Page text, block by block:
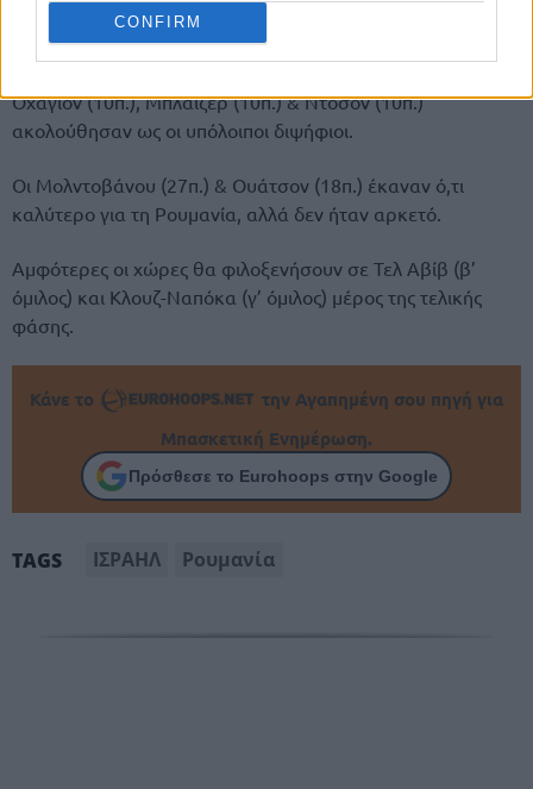
CONFIRM
δύο ομάδων (73-83 στις 28/7) και πρώτο του Ισραήλ εν
όψει EuroBasket (31/8-17/9), αλλά μπήκε γρήγορα στο
Οχαγιόν (10π.), Μπλάιζερ (10π.) & Ντόσον (10π.)
ακολούθησαν ως οι υπόλοιποι διψήφιοι.
Οι Μολντοβάνου (27π.) & Ουάτσον (18π.) έκαναν ό,τι
καλύτερο για τη Ρουμανία, αλλά δεν ήταν αρκετό.
Αμφότερες οι χώρες θα φιλοξενήσουν σε Τελ Αβίβ (β’
όμιλος) και Κλουζ-Ναπόκα (γ’ όμιλος) μέρος της τελικής
φάσης.
Κάνε το
την Αγαπημένη σου πηγή για
Μπασκετική Ενημέρωση.
Πρόσθεσε το Eurohoops στην Google
TAGS ΙΣΡΑΗΛ Ρουμανία